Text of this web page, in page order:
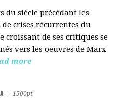
du siècle précédant les
de crises récurrentes du
de ses critiques se
vers les oeuvres de Marx
more
1500pt